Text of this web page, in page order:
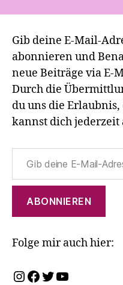
Gib deine E-Mail-
abonnieren und
neue Beiträge via E-
Durch die
du uns die
kannst dich jederzeit
Gib deine E-Mail-Adresse ein ...
ABONNIEREN
Folge mir auch hier:
Instagram
Facebook
Twitter
YouTube